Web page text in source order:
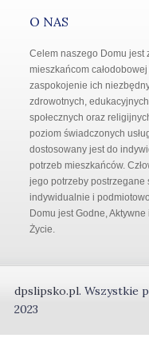
O NAS
Celem naszego Domu jest
mieszkańcom
zaspokojenie ich
zdrowotnych,
społecznych oraz
poziom świadczonych
dostosowany jest do
potrzeb mieszkańców.
jego potrzeby postrzegane
indywidualnie i
Domu jest Godne,
Życie.
dpslipsko.pl. Wszystkie
2023